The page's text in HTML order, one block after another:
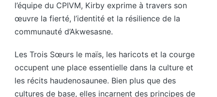
l’équipe du CPIVM, Kirby exprime à travers son
œuvre la fierté, l’identité et la résilience de la
communauté d’Akwesasne.
Les Trois Sœurs le maïs, les haricots et la courge
occupent une place essentielle dans la culture et
les récits haudenosaunee. Bien plus que des
cultures de base, elles incarnent des principes de